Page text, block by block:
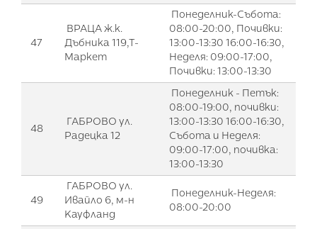
47
ВРАЦА ж.к.
Дъбника 119,Т-
Маркет
Понеделник-Събота:
08:00-20:00, Почивки:
13:00-13:30 16:00-16:30,
Неделя: 09:00-17:00,
Почивки: 13:00-13:30
48
ГАБРОВО ул.
Радецка 12
Понеделник - Петък:
08:00-19:00, почивки:
13:00-13:30 16:00-16:30,
Събота и Неделя:
09:00-17:00, почивка:
13:00-13:30
49
ГАБРОВО ул.
Ивайло 6, м-н
Кауфланд
Понеделник-Неделя:
08:00-20:00